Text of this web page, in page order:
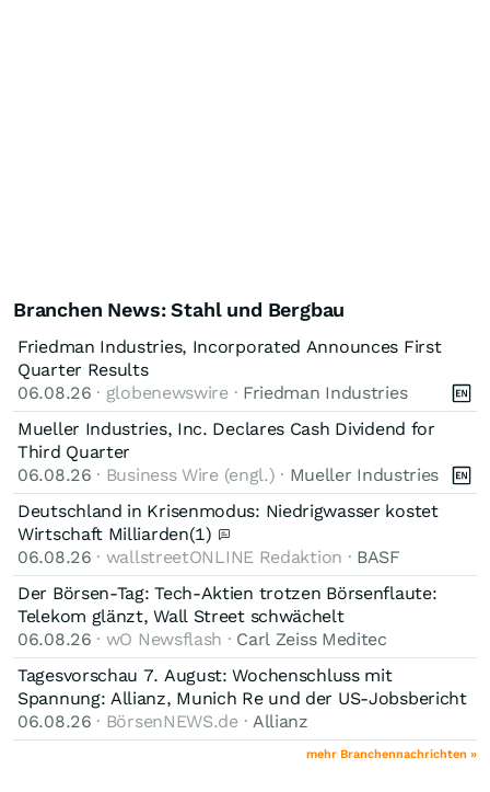
Branchen News: Stahl und Bergbau
Friedman Industries, Incorporated Announces First
Quarter Results
06.08.26 · globenewswire · Friedman Industries
Mueller Industries, Inc. Declares Cash Dividend for
Third Quarter
06.08.26 · Business Wire (engl.) · Mueller Industries
Deutschland in Krisenmodus: Niedrigwasser kostet
Wirtschaft Milliarden(1)
06.08.26 · wallstreetONLINE Redaktion · BASF
Der Börsen-Tag: Tech-Aktien trotzen Börsenflaute:
Telekom glänzt, Wall Street schwächelt
06.08.26 · wO Newsflash · Carl Zeiss Meditec
Tagesvorschau 7. August: Wochenschluss mit
Spannung: Allianz, Munich Re und der US-Jobsbericht
06.08.26 · BörsenNEWS.de · Allianz
mehr Branchennachrichten »